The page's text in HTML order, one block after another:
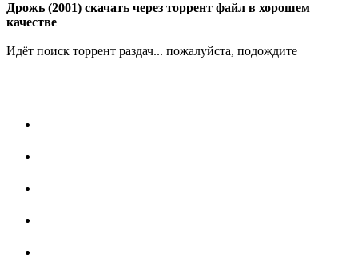
Дрожь (2001) скачать через торрент файл в хорошем
качестве
Идёт поиск торрент раздач... пожалуйста, подождите